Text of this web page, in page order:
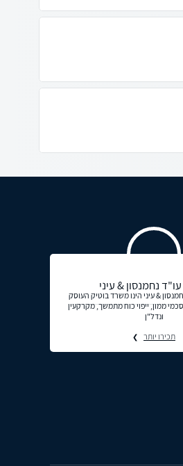
נחמנסון & עיני
& עיני הינו משרד בוטיק העוסק
ממון, ייפוי כוח מתמשך, מקרקעין
ונדל"ן
תכירו יותר